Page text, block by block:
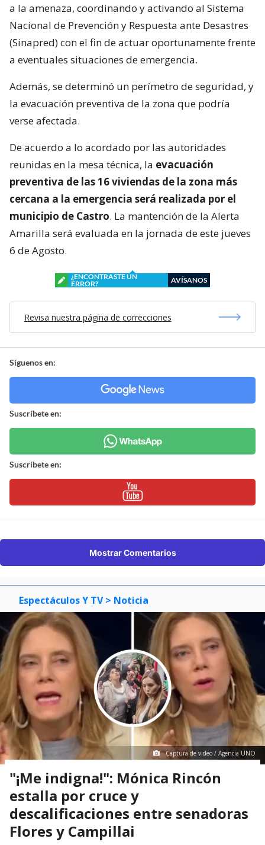
a la amenaza, coordinando y activando al Sistema
Nacional de Prevención y Respuesta ante Desastres
(Sinapred) con el fin de actuar oportunamente frente
a eventuales situaciones de emergencia.
Además, se determinó un perímetro de seguridad, y
la evacuación preventiva de la zona que podría
verse afectada.
De acuerdo a lo acordado por las autoridades
reunidas en la mesa técnica, la evacuación
preventiva de las 16 viviendas de la zona más
cercana a la emergencia será realizada por el
municipio de Castro. La mantención de la Alerta
Amarilla será evaluada en la jornada de este jueves
6 de Agosto.
¿ENCONTRASTE UN
ERROR?
AVÍSANOS
Revisa nuestra página de correcciones
Síguenos en:
Suscríbete en:
Suscríbete en:
Mostrar Comentarios
Espectáculos Y TV > Noticia
Captura de video / Agencia UNO
"¡Me indigna!": Mónica Rincón
estalla por cruce y
descalificaciones entre senadoras
Flores y Campillai